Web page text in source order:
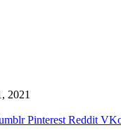
2021
Pinterest Reddit